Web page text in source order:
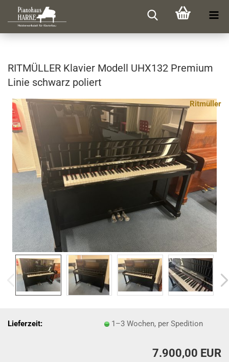
RIT­MÜL­LER Kla­vier Mo­dell UHX132 Pre­mi­um
Linie schwarz po­liert
Ritmüller
Lieferzeit: 1–3 Wochen, per Spedition
7.900,00 EUR